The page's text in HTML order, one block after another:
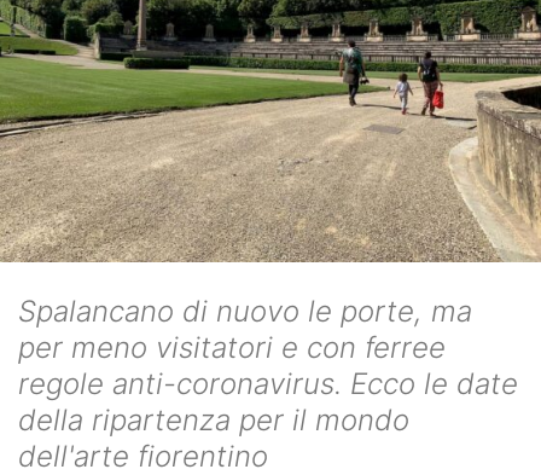
Spalancano di nuovo le porte, ma
per meno visitatori e con ferree
regole anti-coronavirus. Ecco le date
della ripartenza per il mondo
dell'arte fiorentino